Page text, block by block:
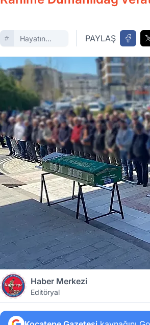
Hayatın
PAYLAŞ
Haber Merkezi
Editöryal